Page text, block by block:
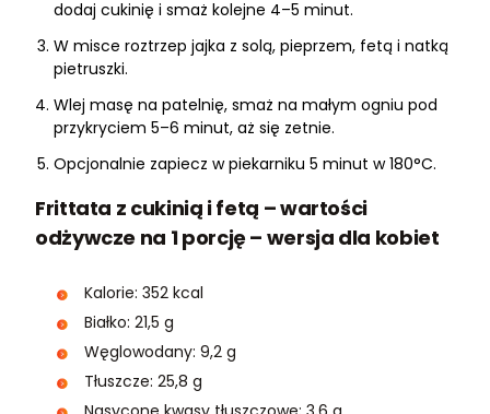
dodaj cukinię i smaż kolejne 4–5 minut.
W misce roztrzep jajka z solą, pieprzem, fetą i natką
pietruszki.
Wlej masę na patelnię, smaż na małym ogniu pod
przykryciem 5–6 minut, aż się zetnie.
Opcjonalnie zapiecz w piekarniku 5 minut w 180°C.
Frittata z cukinią i fetą – wartości
odżywcze na 1 porcję – wersja dla kobiet
Kalorie: 352 kcal
Białko: 21,5 g
Węglowodany: 9,2 g
Tłuszcze: 25,8 g